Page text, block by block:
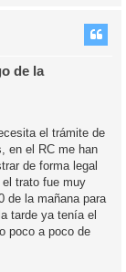
de la
el trámite de
en el RC me han
de forma legal
el trato fue muy
de la mañana para
tarde ya tenía el
poco a poco de